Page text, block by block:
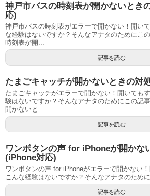
神戸市バスの時刻表が開かないとき
応)
神戸市バスの時刻表がエラーで開かない！開い
な経験はないですか？そんなアナタのためにこ
時刻表が開...
記事を読む
たまごキャッチが開かないときの対
たまごキャッチがエラーで開かない！開いても
験はないですか？そんなアナタのためにこの記
開かないと...
記事を読む
ワンボタンの声 for iPhoneが開かな
(iPhone対応)
ワンボタンの声 for iPhoneがエラーで開かない
こんな経験はないですか？そんなアナタのため
記事を読む